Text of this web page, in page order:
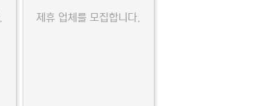
제휴 업체를 모집합니다.